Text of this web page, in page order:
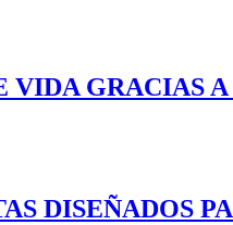
GRACIAS
DISEÑADOS